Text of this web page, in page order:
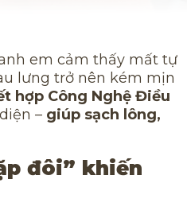
em cảm thấy mất tự
lưng trở nên kém mịn
hợp Công Nghệ Điều
– giúp sạch lông,
đôi” khiến